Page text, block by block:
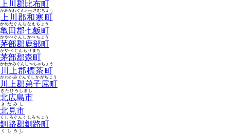
上川郡比布町
上川郡和寒町
かみかわぐんわっさむちょう
亀田郡七飯町
かめだぐんななえちょう
茅部郡鹿部町
かやべぐんしかべちょう
茅部郡森町
かやべぐんもりまち
川上郡標茶町
かわかみぐんしべちゃちょう
川上郡弟子屈町
かわかみぐんてしかがちょう
北広島市
きたひろしまし
北見市
きたみし
釧路郡釧路町
くしろぐんくしろちょう
くしろし